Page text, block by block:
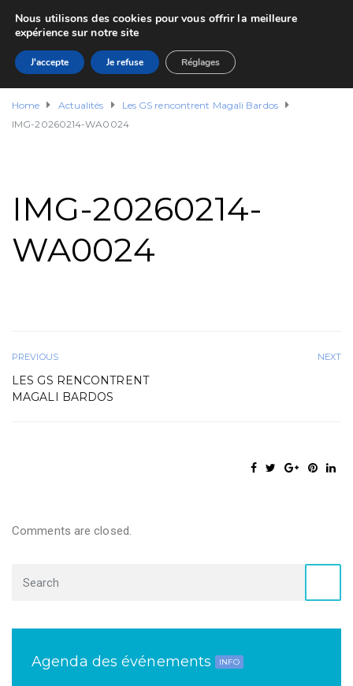
Home Actualités
Les GS rencontrent Magali Bardos
IMG-20260214-WA0024
IMG-20260214-
WA0024
PREVIOUS
LES GS RENCONTRENT
MAGALI BARDOS
NEXT
Comments are closed.
Agenda des événements INFO
Nous utilisons des cookies pour vous offrir la meilleure
expérience sur notre site
J'accepte Je refuse Réglages